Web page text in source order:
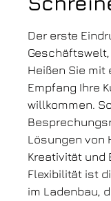
Der erste
Heißen Sie
Empfang Ihre
willkommen.
Lösungen von
Kreativität und
Flexibilität ist
im Ladenbau,